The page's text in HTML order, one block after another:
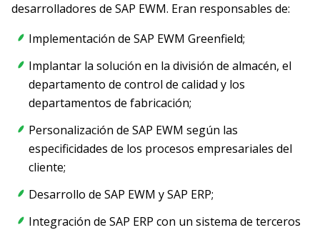
desarrolladores de SAP EWM. Eran responsables de:
Implementación de SAP EWM Greenfield;
Implantar la solución en la división de almacén, el
departamento de control de calidad y los
departamentos de fabricación;
Personalización de SAP EWM según las
especificidades de los procesos empresariales del
cliente;
Desarrollo de SAP EWM y SAP ERP;
Integración de SAP ERP con un sistema de terceros